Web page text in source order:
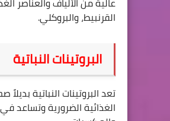
القرنبيط، والبروكلي.
البروتينات النباتية
تعد البروتينات النباتية
الغذائية الضرورية وتساعد